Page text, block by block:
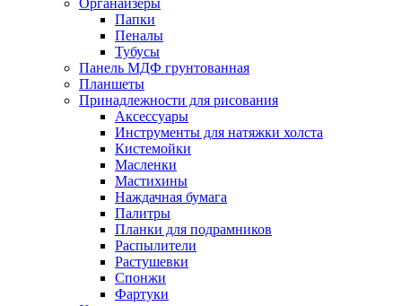
Органайзеры
Папки
Пеналы
Тубусы
Панель МДФ грунтованная
Планшеты
Принадлежности для рисования
Аксессуары
Инструменты для натяжки холста
Кистемойки
Масленки
Мастихины
Наждачная бумага
Палитры
Планки для подрамников
Распылители
Растушевки
Спонжи
Фартуки